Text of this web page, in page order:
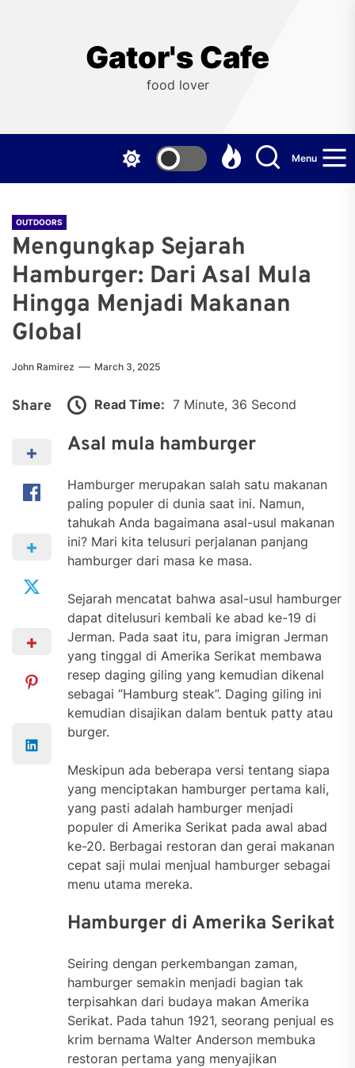
Gator's Cafe
food lover
Menu
OUTDOORS
Mengungkap Sejarah
Hamburger: Dari Asal Mula
Hingga Menjadi Makanan
Global
John Ramirez March 3, 2025
Share Read Time: 7 Minute, 36 Second
Asal mula hamburger
Hamburger merupakan salah satu makanan
paling populer di dunia saat ini. Namun,
tahukah Anda bagaimana asal-usul makanan
ini? Mari kita telusuri perjalanan panjang
hamburger dari masa ke masa.
Sejarah mencatat bahwa asal-usul hamburger
dapat ditelusuri kembali ke abad ke-19 di
Jerman. Pada saat itu, para imigran Jerman
yang tinggal di Amerika Serikat membawa
resep daging giling yang kemudian dikenal
sebagai “Hamburg steak”. Daging giling ini
kemudian disajikan dalam bentuk patty atau
burger.
Meskipun ada beberapa versi tentang siapa
yang menciptakan hamburger pertama kali,
yang pasti adalah hamburger menjadi
populer di Amerika Serikat pada awal abad
ke-20. Berbagai restoran dan gerai makanan
cepat saji mulai menjual hamburger sebagai
menu utama mereka.
Hamburger di Amerika Serikat
Seiring dengan perkembangan zaman,
hamburger semakin menjadi bagian tak
terpisahkan dari budaya makan Amerika
Serikat. Pada tahun 1921, seorang penjual es
krim bernama Walter Anderson membuka
restoran pertama yang menyajikan